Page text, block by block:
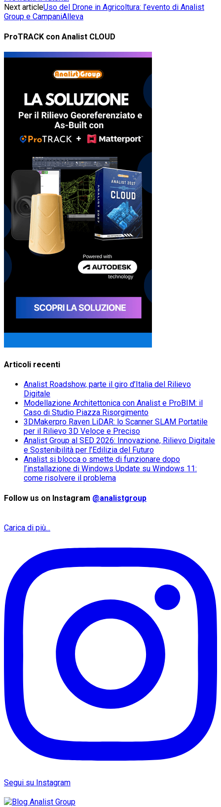
Next articleUso del Drone in Agricoltura: l’evento di Analist
Group e CampaniAlleva
ProTRACK con Analist CLOUD
Articoli recenti
Analist Roadshow, parte il giro d’Italia del Rilievo
Digitale
Modellazione Architettonica con Analist e ProBIM: il
Caso di Studio Piazza Risorgimento
3DMakerpro Raven LiDAR: lo Scanner SLAM Portatile
per il Rilievo 3D Veloce e Preciso
Analist Group al SED 2026: Innovazione, Rilievo Digitale
e Sostenibilità per l’Edilizia del Futuro
Analist si blocca o smette di funzionare dopo
l’installazione di Windows Update su Windows 11:
come risolvere il problema
Follow us on Instagram @analistgroup
Carica di più...
Segui su Instagram